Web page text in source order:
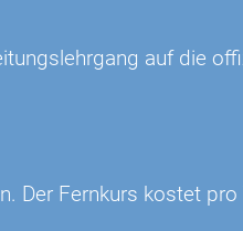
auf die
Der Fernkurs kostet